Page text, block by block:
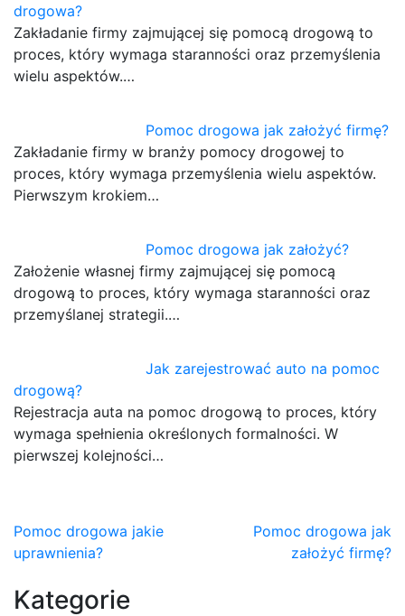
drogowa?
Zakładanie firmy zajmującej się pomocą drogową to
proces, który wymaga staranności oraz przemyślenia
wielu aspektów.…
Pomoc drogowa jak założyć firmę?
Zakładanie firmy w branży pomocy drogowej to
proces, który wymaga przemyślenia wielu aspektów.
Pierwszym krokiem…
Pomoc drogowa jak założyć?
Założenie własnej firmy zajmującej się pomocą
drogową to proces, który wymaga staranności oraz
przemyślanej strategii.…
Jak zarejestrować auto na pomoc
drogową?
Rejestracja auta na pomoc drogową to proces, który
wymaga spełnienia określonych formalności. W
pierwszej kolejności…
Nawigacja
wpisu
Pomoc drogowa jakie
uprawnienia?
Pomoc drogowa jak
założyć firmę?
Kategorie